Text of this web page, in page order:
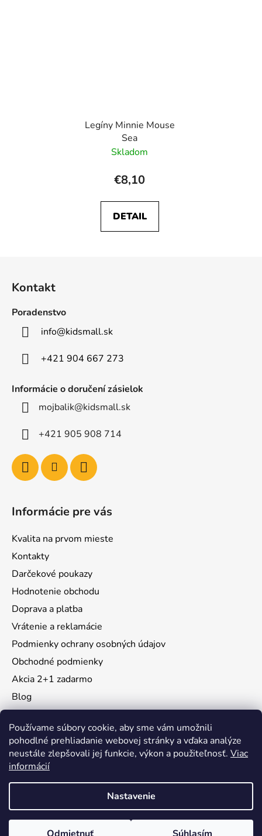
Používame súbory cookie, aby sme vám umožnili
pohodlné prehliadanie webovej stránky a vďaka analýze
neustále zlepšovali jej funkcie, výkon a použiteľnosť. Viac
informácií
Nastavenie
Legíny Minnie Mouse
Sea
Skladom
€8,10
DETAIL
Kontakt
Poradenstvo
info@kidsmall.sk
+421 904 667 273
Informácie o doručení zásielok
mojbalik@kidsmall.sk
+421 905 908 714
Informácie pre vás
Kvalita na prvom mieste
Kontakty
Darčekové poukazy
Hodnotenie obchodu
Doprava a platba
Vrátenie a reklamácie
Podmienky ochrany osobných údajov
Obchodné podmienky
Akcia 2+1 zadarmo
Blog
Instagram
Vytvoril Shoptet